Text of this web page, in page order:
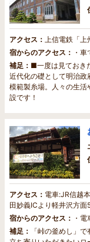
アクセス： 上信電鉄「
宿からのアクセス： ・
補足： ■一度は見ておき
近代化の礎として明治
模範製糸場。人々の生
設です！
アクセス： 電車:JR信越
田妙義ICより軽井沢方面
宿からのアクセス： ・
補足：
「峠の釜めし」